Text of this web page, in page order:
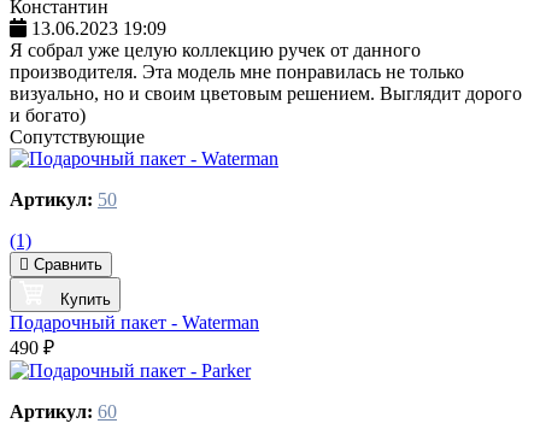
Константин
13.06.2023 19:09
Я собрал уже целую коллекцию ручек от данного
производителя. Эта модель мне понравилась не только
визуально, но и своим цветовым решением. Выглядит дорого
и богато)
Сопутствующие
Артикул: 50
(1)
Сравнить
Купить
Подарочный пакет - Waterman
490 ₽
Артикул: 60